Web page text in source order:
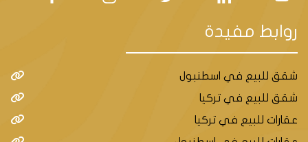
ويعتبر المحيط الخاص بالمشروع سكني عائلي بإمتياز
مشافي
وجامعات ومدارس ومراكز تسوق ومطاعم مما يجعلها من
أرقى المناطق في إسطنبول.
روابط مفيدة
شقق للبيع في اسطنبول
شقق للبيع في تركيا
عقارات للبيع في تركيا